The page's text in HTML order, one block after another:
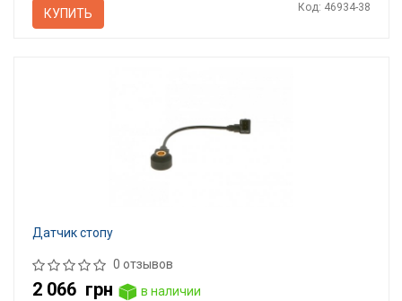
КУПИТЬ Код: 46934-38
Датчик стопу
0 отзывов
2 066 грн
в наличии